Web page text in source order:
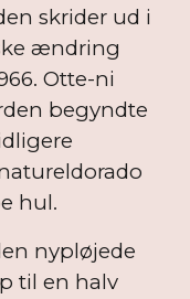
skrider ud i
ændring
Otte-ni
begyndte
hul.
nypløjede
til en halv